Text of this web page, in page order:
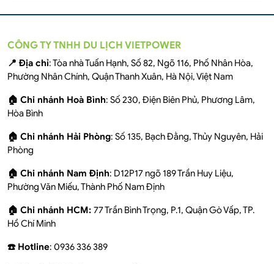
CÔNG TY TNHH DU LỊCH VIETPOWER
📍 Địa chỉ: Tòa nhà Tuấn Hạnh, Số 82, Ngõ 116, Phố Nhân Hòa,
Phường Nhân Chính, Quận Thanh Xuân, Hà Nội, Việt Nam
🏠 Chi nhánh Hoà Bình: Số 230, Điện Biên Phủ, Phương Lâm,
Hòa Bình
🏠 Chi nhánh Hải Phòng: Số 135, Bạch Đằng, Thủy Nguyên, Hải
Phòng
🏠 Chi nhánh Nam Định: D12P17 ngõ 189 Trần Huy Liệu,
Phường Văn Miếu, Thành Phố Nam Định
🏠 Chi nhánh HCM: 77 Trần Bình Trọng, P.1, Quận Gò Vấp, TP.
Hồ Chí Minh
☎️ Hotline: 0936 336 389